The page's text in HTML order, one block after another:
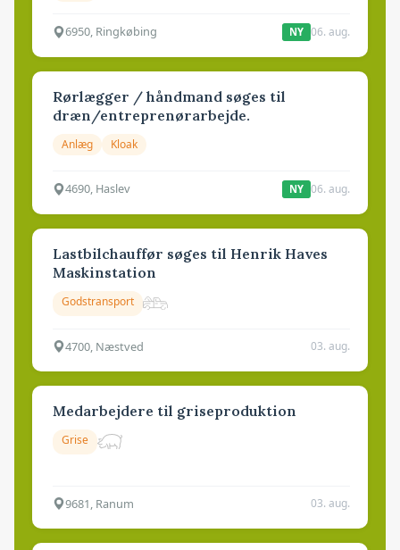
6950, Ringkøbing NY 06. aug.
Rørlægger / håndmand søges til
dræn/entreprenørarbejde.
Anlæg Kloak
4690, Haslev NY 06. aug.
Lastbilchauffør søges til Henrik Haves
Maskinstation
Godstransport
4700, Næstved 03. aug.
Medarbejdere til griseproduktion
Grise
9681, Ranum 03. aug.